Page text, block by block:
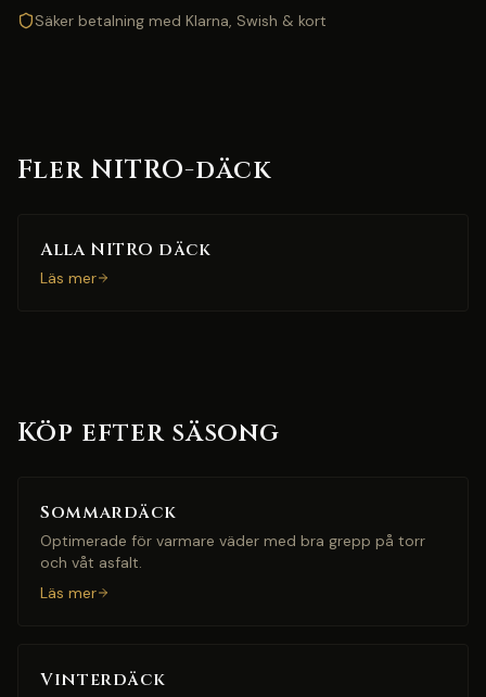
Säker betalning med Klarna, Swish & kort
Fler NITRO-däck
Alla NITRO däck
Läs mer
Köp efter säsong
Sommardäck
Optimerade för varmare väder med bra grepp på torr
och våt asfalt.
Läs mer
Vinterdäck